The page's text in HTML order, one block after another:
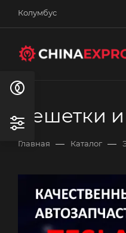
Колумбус
Решетки и
Главная — Каталог —